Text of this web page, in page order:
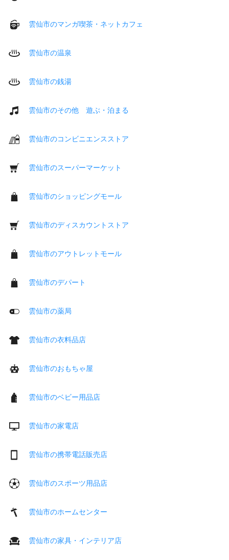
雲仙市のマンガ喫茶・ネットカフェ
雲仙市の温泉
雲仙市の銭湯
雲仙市のその他 遊ぶ・泊まる
雲仙市のコンビニエンスストア
雲仙市のスーパーマーケット
雲仙市のショッピングモール
雲仙市のディスカウントストア
雲仙市のアウトレットモール
雲仙市のデパート
雲仙市の薬局
雲仙市の衣料品店
雲仙市のおもちゃ屋
雲仙市のベビー用品店
雲仙市の家電店
雲仙市の携帯電話販売店
雲仙市のスポーツ用品店
雲仙市のホームセンター
雲仙市の家具・インテリア店